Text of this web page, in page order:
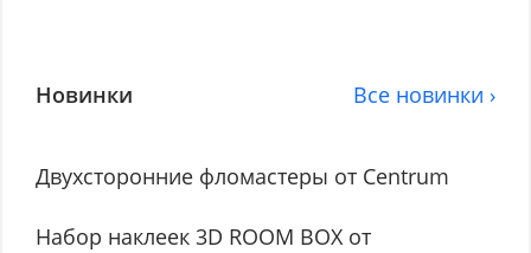
Новинки Все новинки ›
Двухсторонние фломастеры от Centrum
Набор наклеек 3D ROOM BOX от